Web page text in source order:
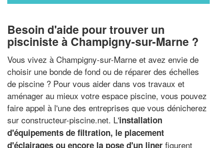
Besoin d'aide pour trouver un
pisciniste à Champigny-sur-Marne ?
Vous vivez à Champigny-sur-Marne et avez envie de
choisir une bonde de fond ou de réparer des échelles
de piscine ? Pour vous aider dans vos travaux et
aménager au mieux votre espace piscine, vous pouvez
faire appel à l'une des entreprises que vous dénicherez
sur constructeur-piscine.net. L'installation
d'équipements de filtration, le placement
d'éclairages ou encore la pose d'un liner figurent